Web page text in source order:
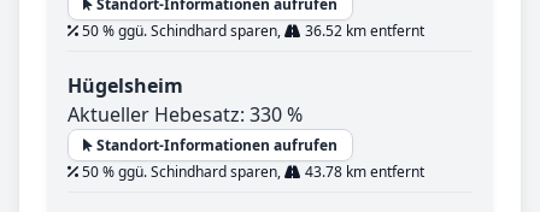
Standort-Informationen aufrufen
50 % ggü. Schindhard sparen,
36.52 km entfernt
Hügelsheim
Aktueller Hebesatz: 330 %
Standort-Informationen aufrufen
50 % ggü. Schindhard sparen,
43.78 km entfernt